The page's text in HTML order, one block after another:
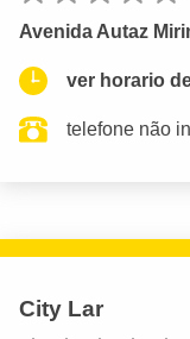
Avenida Autaz
ver horario
telefone não
City Lar